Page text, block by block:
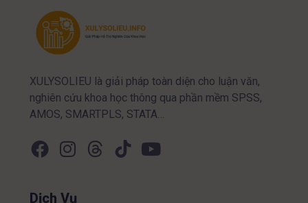
XULYSOLIEU là giải pháp toàn diện cho luận văn,
nghiên cứu khoa học thông qua phần mềm SPSS,
AMOS, SMARTPLS, STATA…
Dịch Vụ